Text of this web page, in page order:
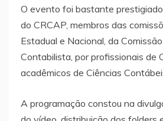
O evento foi bastante
do CRCAP, membros das
Estadual e Nacional, da
Contabilista, por profissionais de
acadêmicos de Ciências
A programação constou na